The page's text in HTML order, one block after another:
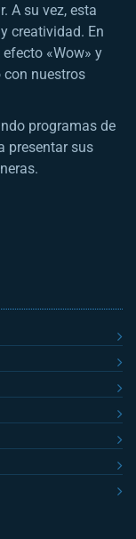
A su vez, esta
creatividad. En
«Wow» y
nuestros
programas de
presentar sus